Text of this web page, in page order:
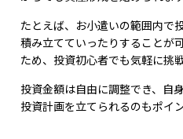
たとえば、お小遣いの範囲内で
積み立てていったりすることが
ため、投資初心者でも気軽に挑
投資金額は自由に調整でき、自
投資計画を立てられるのもポイン